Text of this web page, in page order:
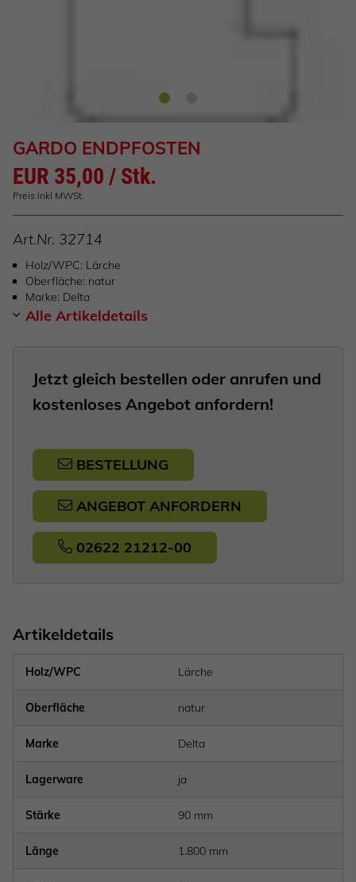
GARDO ENDPFOSTEN
EUR 35,00 / Stk.
Preis inkl MWSt.
Art.Nr. 32714
Holz/WPC Lärche
Oberfläche natur
Marke Delta
Alle Artikeldetails
Jetzt gleich bestellen oder anrufen und
kostenloses Angebot anfordern!
BESTELLUNG
ANGEBOT ANFORDERN
02622 21212-00
Artikeldetails
Holz/WPC Lärche
Oberfläche natur
Marke Delta
Lagerware ja
Stärke 90 mm
Länge 1.800 mm